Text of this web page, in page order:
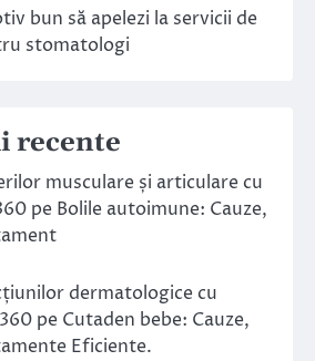
bun să apelezi la servicii de
stomatologi
recente
musculare și articulare cu
pe Bolile autoimune: Cauze,
dermatologice cu
pe Cutaden bebe: Cauze,
Eficiente.